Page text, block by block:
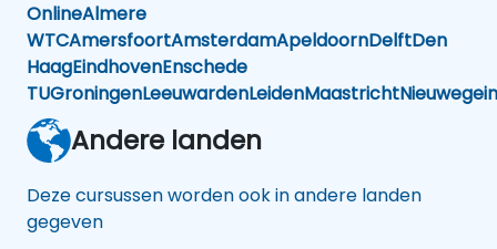
OnlineAlmere
WTCAmersfoortAmsterdamApeldoornDelftDen
HaagEindhovenEnschede
TUGroningenLeeuwardenLeidenMaastrichtNieuwegein
Andere landen
Deze cursussen worden ook in andere landen
gegeven